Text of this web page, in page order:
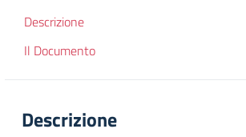
Descrizione
Il Documento
Descrizione